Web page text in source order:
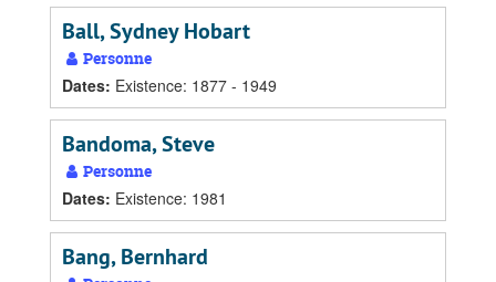
Ball, Sydney Hobart
Personne
Dates: Existence: 1877 - 1949
Bandoma, Steve
Personne
Dates: Existence: 1981
Bang, Bernhard